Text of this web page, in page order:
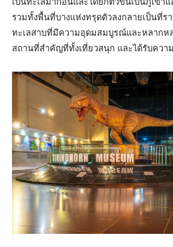
รวมทั้งพื้นที่บางแห่งทรุดตัวลงกลายเป็นที่ร
ทะเลสาบที่มีความอุดมสมบูรณ์และหลากห
สถานที่สำคัญที่ทั้งเที่ยวสนุก และได้รับควา